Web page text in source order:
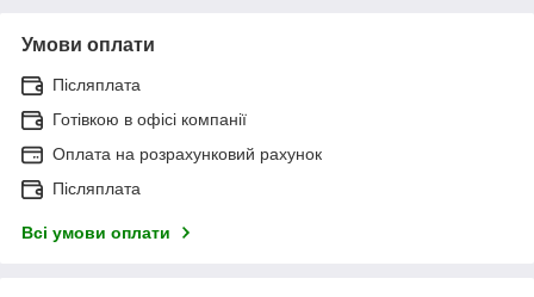
Умови оплати
Післяплата
Готівкою в офісі компанії
Оплата на розрахунковий рахунок
Післяплата
Всі умови оплати